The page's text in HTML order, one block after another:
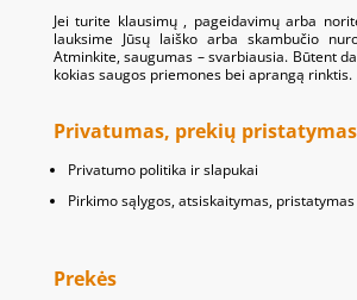
Jei turite klausimų , pageidavimų arba
lauksime Jūsų laiško arba skambučio
Atminkite, saugumas – svarbiausia. Būtent
kokias saugos priemones bei aprangą rinktis.
Privatumas, prekių
Privatumo politika ir slapukai
Pirkimo sąlygos, atsiskaitymas, pristatymas
Prekės